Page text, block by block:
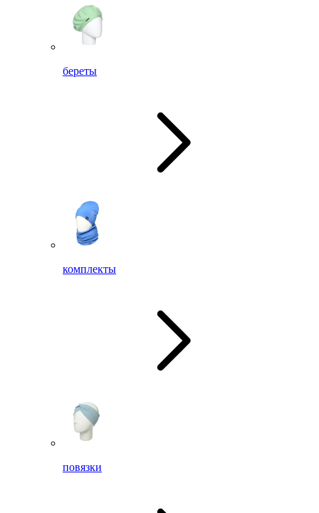
береты
комплекты
повязки